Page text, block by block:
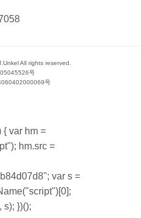
All rights reserved.
号
号
{ var hm =
hm.src =
var s =
s); })();